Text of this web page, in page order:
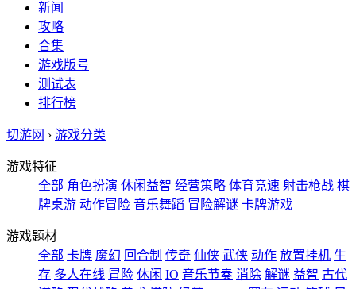
新闻
攻略
合集
游戏版号
测试表
排行榜
切游网 › 游戏分类
游戏特征
全部 角色扮演 休闲益智 经营策略 体育竞速 射击枪战 棋
牌桌游 动作冒险 音乐舞蹈 冒险解谜 卡牌游戏
游戏题材
全部 卡牌 魔幻 回合制 传奇 仙侠 武侠 动作 放置挂机 生
存 多人在线 冒险 休闲 IO 音乐节奏 消除 解谜 益智 古代